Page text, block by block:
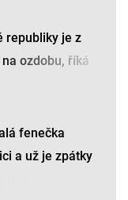
republiky je z
ozdobu, říká
fenečka
a už je zpátky